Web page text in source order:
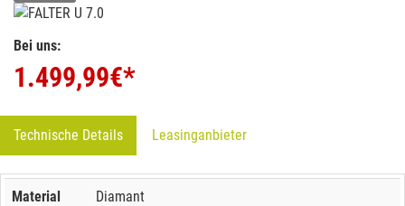
Bei uns:
1.499,99€*
Technische Details Leasinganbieter
Material Diamant